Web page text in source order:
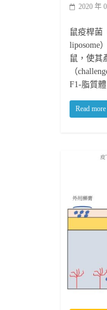
2020 年
鼠疫桿菌
liposome
鼠，使其
（
F1-脂質
Read more